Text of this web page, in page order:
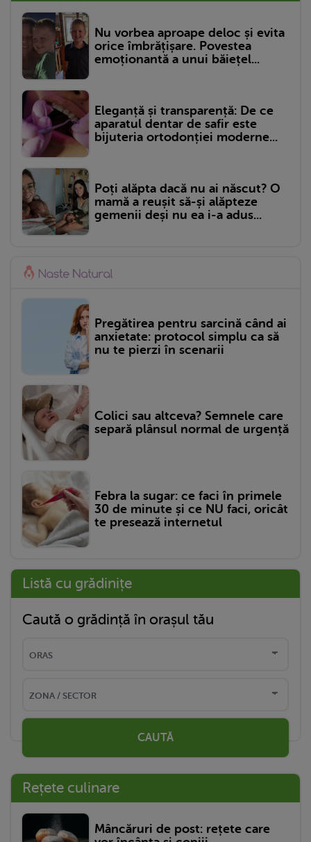
Nu vorbea aproape deloc și evita
orice îmbrățișare. Povestea
emoționantă a unui băiețel...
Eleganță și transparență: De ce
aparatul dentar de safir este
bijuteria ortodonției moderne...
Poți alăpta dacă nu ai născut? O
mamă a reușit să-și alăpteze
gemenii deși nu ea i-a adus...
Pregătirea pentru sarcină când ai
anxietate: protocol simplu ca să
nu te pierzi în scenarii
Colici sau altceva? Semnele care
separă plânsul normal de urgență
Febra la sugar: ce faci în primele
30 de minute și ce NU faci, oricât
te presează internetul
Listă cu grădinițe
Caută o grădință în orașul tău
CAUTĂ
Rețete culinare
Mâncăruri de post: rețete care